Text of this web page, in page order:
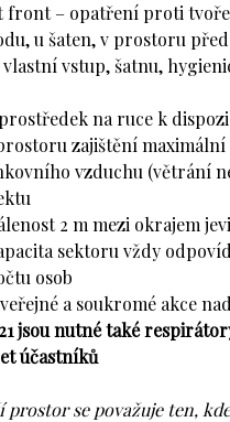
front – opatření proti
u šaten, v prostoru
vstup, šatnu,
na ruce k
zajištění
vzduchu (větrání
2 m mezi okrajem
sektoru vždy
osob
veřejné a soukromé akce
jsou nutné také
účastníků
prostor se považuje ten,